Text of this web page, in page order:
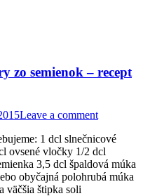
zo semienok – recept
Leave a comment
1 dcl slnečnicové
ovsené vločky 1/2 dcl
3,5 dcl špaldová múka
obyčajná polohrubá múka
väčšia štipka soli